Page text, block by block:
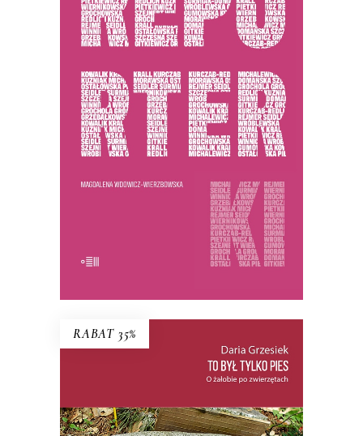
PREMIERA 25 listopada 2025
69.00zł 44.85 zł
KSIĄŻKA DO KOSZYKA
RABAT 35%